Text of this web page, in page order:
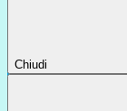
Chiudi